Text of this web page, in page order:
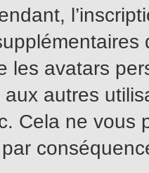
les avatars
aux autres
Cela ne vous